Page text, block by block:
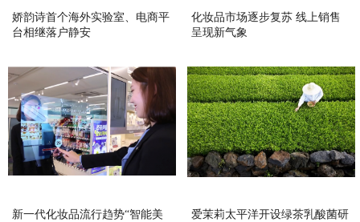
娇韵诗首个海外实验室、电商平
台相继落户静安
化妆品市场逐步复苏 线上销售
呈现新气象
新一代化妆品流行趋势“智能美 爱茉莉太平洋开设绿茶乳酸菌研